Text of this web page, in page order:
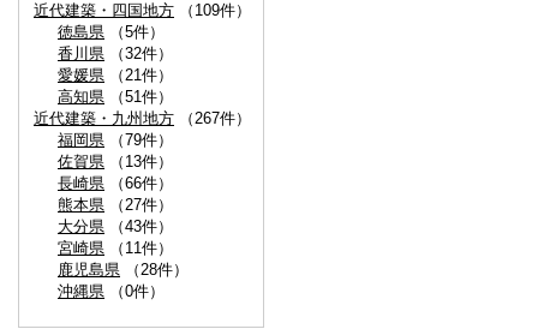
近代建築・四国地方 （109件）
徳島県 （5件）
香川県 （32件）
愛媛県 （21件）
高知県 （51件）
近代建築・九州地方 （267件）
福岡県 （79件）
佐賀県 （13件）
長崎県 （66件）
熊本県 （27件）
大分県 （43件）
宮崎県 （11件）
鹿児島県 （28件）
沖縄県 （0件）